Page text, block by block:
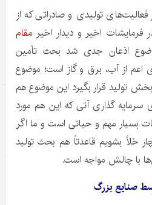
تولیدی و صادراتی که از
اخیر و دیدار اخیر مقام
اذعان جدی شد بحث تأمین
اعم از آب، برق و گاز است؛ موضوع
تولید قرار بگیرد این موضوع هم
سرمایه گذاری آتی که این هم مورد
بسیار مهم و حیاتی است و ما اگر
خلأ بشویم قاعدتاً هم بحث تولید
با چالش مواجه است.